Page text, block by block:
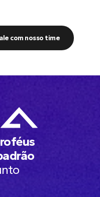
com nosso time